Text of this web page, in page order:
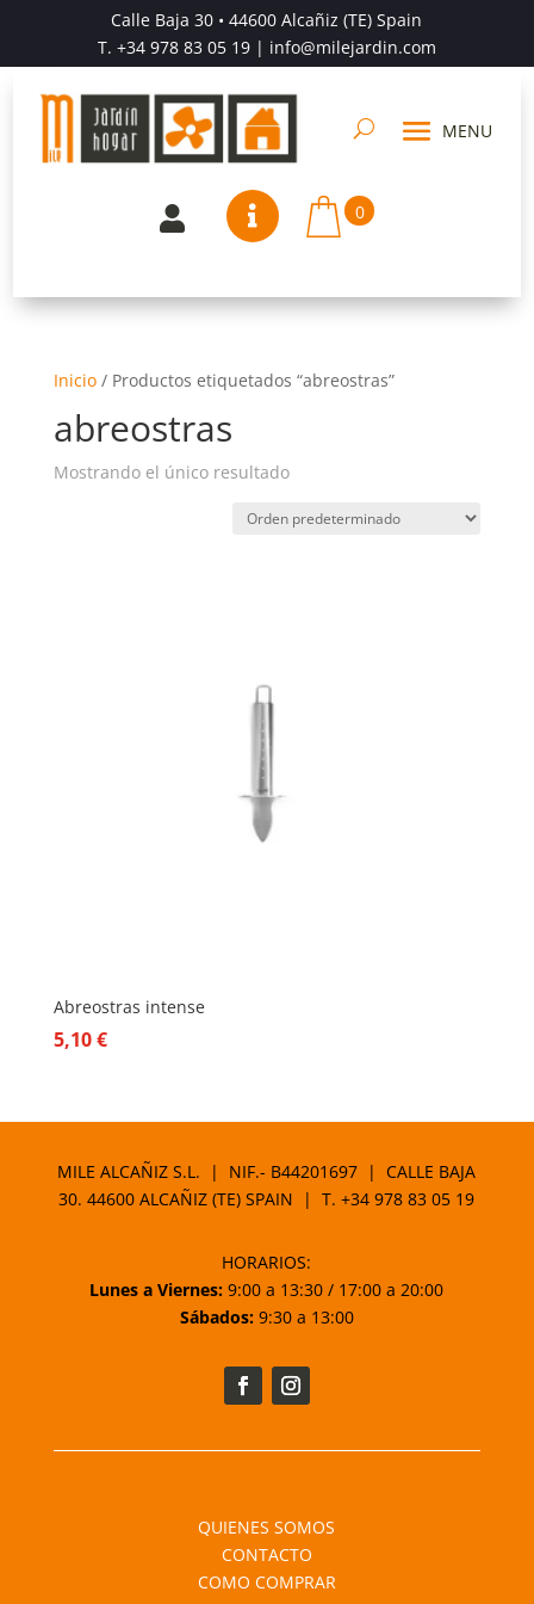
Calle Baja 30 • 44600 Alcañiz (TE) Spain
T. +34 978 83 05 19| info@milejardin.com
  0
Inicio/ Productos etiquetados “abreostras”
abreostras
Mostrando el único resultado
Abreostras intense
5,10€
MILE ALCAÑIZ S.L. | NIF.- B44201697 | CALLE BAJA
30. 44600 ALCAÑIZ (TE) SPAIN | T.+34 978 83 05 19
HORARIOS:
Lunes a Viernes: 9:00 a 13:30 / 17:00 a 20:00
Sábados:9:30 a 13:00
QUIENES SOMOS
CONTACTO
COMO COMPRAR